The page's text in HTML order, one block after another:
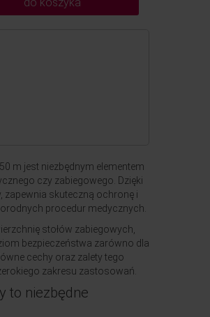
m jest niezbędnym elementem
czy zabiegowego. Dzięki
zapewnia skuteczną ochronę i
procedur medycznych.
stołów zabiegowych,
bezpieczeństwa zarówno dla
cechy oraz zalety tego
zakresu zastosowań.
to niezbędne